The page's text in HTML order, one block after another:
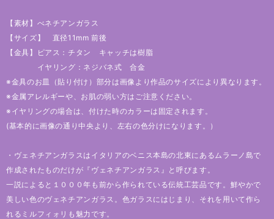
【素材】べネチアンガラス
【サイズ】 直径11mm 前後
【金具】ピアス：チタン キャッチは樹脂
イヤリング：ネジバネ式 合金
※金具のお皿（貼り付け）部分は画像より作品のサイズにより異なります。
※金属アレルギーや、お肌の弱い方はご注意ください。
※イヤリングの場合は、付けた時のカラーは固定されます。
(基本的に画像の通り中央より、左右の色分けになります。）
・ヴェネチアンガラスはイタリアのベニス本島の北東にあるムラーノ島で
作成されたものだけが『ヴェネチアンガラス』と呼びます。
一説によると１０００年も前から作られている伝統工芸品です。鮮やかで
美しい色のヴェネチアンガラス。色ガラスにはじまり、それを用いて作ら
れるミルフィォリも魅力です。